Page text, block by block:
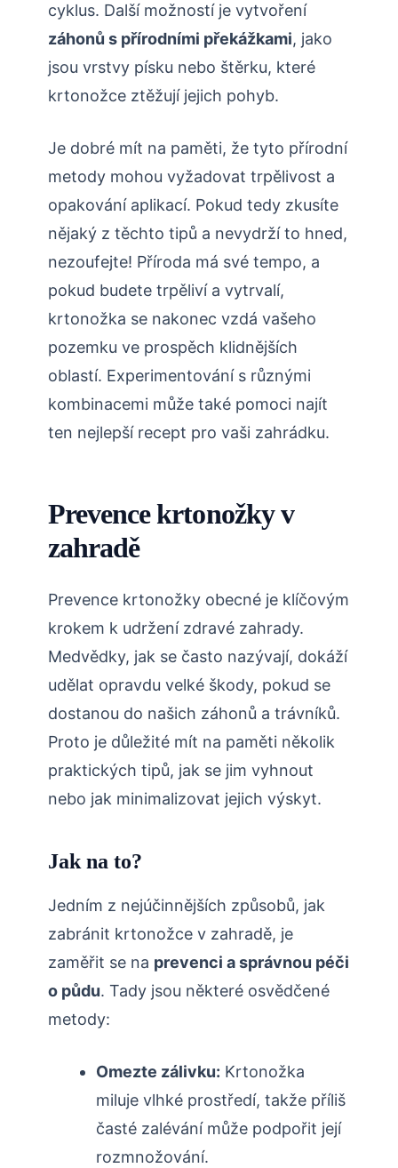
cyklus. Další možností‍ je vytvoření
záhonů s přírodními překážkami, jako
jsou vrstvy písku nebo štěrku, které
krtonožce ztěžují jejich‌ pohyb.
Je dobré mít na paměti, že tyto přírodní
metody mohou vyžadovat trpělivost a
opakování aplikací.⁢ Pokud ​tedy zkusíte
nějaký z těchto tipů a nevydrží to hned,
nezoufejte! Příroda má své tempo, a​
pokud budete trpěliví a vytrvalí,
krtonožka se nakonec vzdá vašeho‍
pozemku ve prospěch klidnějších
oblastí. Experimentování s různými‍
kombinacemi ⁢může také pomoci najít
ten nejlepší recept pro vaši zahrádku.
Prevence krtonožky v
zahradě
Prevence ⁣krtonožky obecné je ⁤klíčovým‌
krokem k udržení zdravé zahrady.
Medvědky, jak se často nazývají, dokáží
udělat opravdu velké škody, pokud se
dostanou do našich záhonů a trávníků.
Proto je důležité mít na paměti několik
praktických​ tipů, jak se jim ⁤vyhnout
nebo jak ⁣minimalizovat jejich ⁣výskyt.
Jak na to?
Jedním z nejúčinnějších způsobů, jak
zabránit krtonožce v zahradě, je
zaměřit se na prevenci a správnou péči
o půdu. Tady jsou⁣ některé osvědčené
metody:
Omezte⁣ zálivku: Krtonožka
⁤miluje vlhké prostředí,⁣ takže příliš
časté zalévání může podpořit její
rozmnožování.